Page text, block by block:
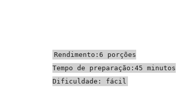
Rendimento:6 porções
Tempo de preparação:45 minutos
Dificuldade: fácil